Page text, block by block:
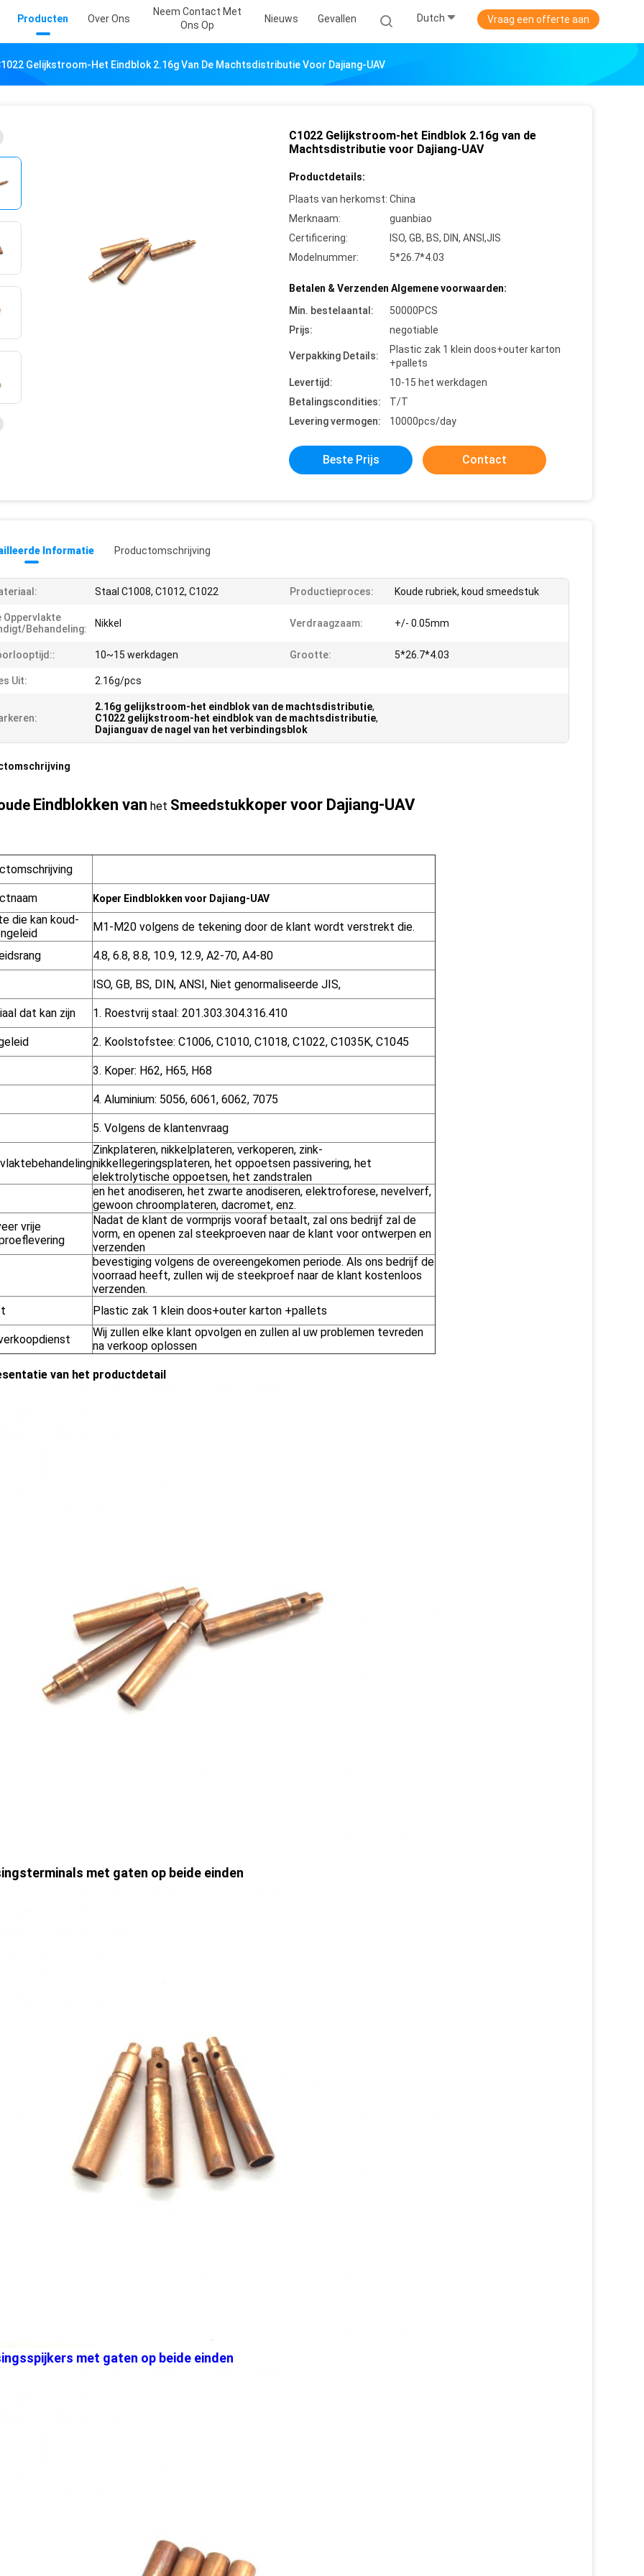
Producten Over Ons
Neem Contact Met
Ons Op
Nieuws Gevallen Dutch Vraag een offerte aan
Gelijkstroom-Het Eindblok 2.16g Van De Machtsdistributie Voor Dajiang-UAV
C1022 Gelijkstroom-het Eindblok 2.16g van de
Machtsdistributie voor Dajiang-UAV
Productdetails:
Plaats van herkomst: China
Merknaam:
guanbiao
Certificering:
ISO, GB, BS, DIN, ANSI,JIS
Modelnummer:
5*26.7*4.03
Betalen & Verzenden Algemene voorwaarden:
Min. bestelaantal:
50000PCS
Prijs:
negotiable
Verpakking Details:
Plastic zak 1 klein doos+outer karton
+pallets
Levertijd:
10-15 het werkdagen
Betalingscondities:
T/T
Levering vermogen:
10000pcs/day
Beste Prijs Contact
Informatie Productomschrijving
Staal C1008, C1012, C1022 Productieproces: Koude rubriek, koud smeedstuk
Oppervlakte
behandeling:
Nikkel Verdraagzaam: +/- 0.05mm
10~15 werkdagen Grootte: 5*26.7*4.03
Uit: 2.16g/pcs
2.16g gelijkstroom-het eindblok van de machtsdistributie,
C1022 gelijkstroom-het eindblok van de machtsdistributie,
Dajianguav de nagel van het verbindingsblok
Eind blokken van het Smeedstukkoper voor Dajiang-UAV
Koper Eindblokken voor Dajiang-UAV
die kan koud-
M1-M20 volgens de tekening door de klant wordt verstrekt die.
4.8, 6.8, 8.8, 10.9, 12.9, A2-70, A4-80
ISO, GB, BS, DIN, ANSI, Niet genormaliseerde JIS,
dat kan zijn 1. Roestvrij staal: 201.303.304.316.410
2. Koolstofstee: C1006, C1010, C1018, C1022, C1035K, C1045
3. Koper: H62, H65, H68
4. Aluminium: 5056, 6061, 6062, 7075
5. Volgens de klantenvraag
Zinkplateren, nikkelplateren, verkoperen, zink-
nikkellegeringsplateren, het oppoetsen passivering, het
elektrolytische oppoetsen, het zandstralen
en het anodiseren, het zwarte anodiseren, elektroforese, nevelverf,
gewoon chroomplateren, dacromet, enz.
vrije
Nadat de klant de vormprijs vooraf betaalt, zal ons bedrijf zal de
vorm, en openen zal steekproeven naar de klant voor ontwerpen en
verzenden
bevestiging volgens de overeengekomen periode. Als ons bedrijf de
voorraad heeft, zullen wij de steekproef naar de klant kostenloos
verzenden.
Plastic zak 1 klein doos+outer karton +pallets
Wij zullen elke klant opvolgen en zullen al uw problemen tevreden
na verkoop oplossen
van het productdetail
met gaten op beide einden
met gaten op beide einden